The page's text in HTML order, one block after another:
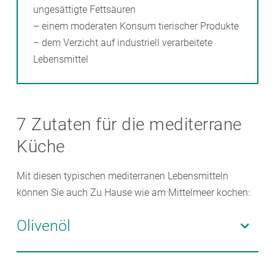
ungesättigte Fettsäuren
– einem moderaten Konsum tierischer Produkte
– dem Verzicht auf industriell verarbeitete
Lebensmittel
7 Zutaten für die mediterrane
Küche
Mit diesen typischen mediterranen Lebensmitteln
können Sie auch Zu Hause wie am Mittelmeer kochen:
Olivenöl
Das „flüssige Gold“ des Südens enthält viele einfach